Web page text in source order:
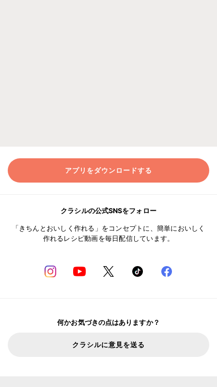
アプリをダウンロードする
クラシルの公式SNSをフォロー
「きちんとおいしく作れる」をコンセプトに、簡単においしく
作れるレシピ動画を毎日配信しています。
何かお気づきの点はありますか？
クラシルに意見を送る